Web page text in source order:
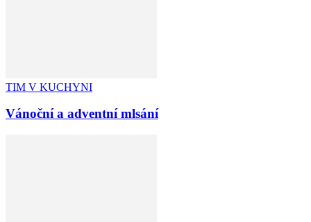
TIM V KUCHYNI
Vánoční a adventní mlsání